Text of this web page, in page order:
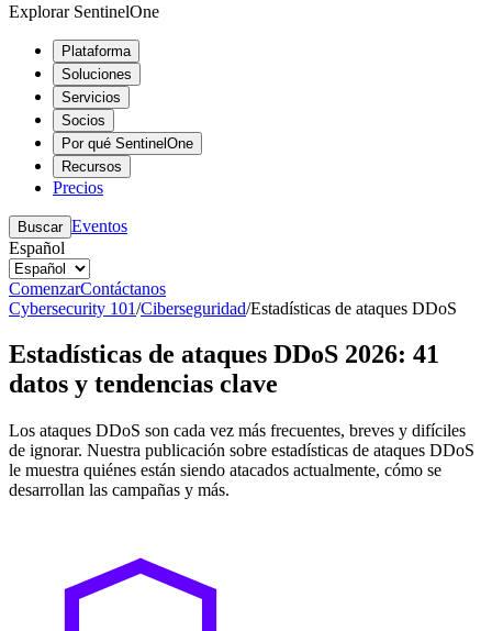
Explorar SentinelOne
Plataforma
Soluciones
Servicios
Socios
Por qué SentinelOne
Recursos
Precios
Buscar Eventos
Español
ComenzarContáctanos
Cybersecurity 101/Ciberseguridad/Estadísticas de ataques DDoS
Estadísticas de ataques DDoS 2026: 41
datos y tendencias clave
Los ataques DDoS son cada vez más frecuentes, breves y difíciles
de ignorar. Nuestra publicación sobre estadísticas de ataques DDoS
le muestra quiénes están siendo atacados actualmente, cómo se
desarrollan las campañas y más.